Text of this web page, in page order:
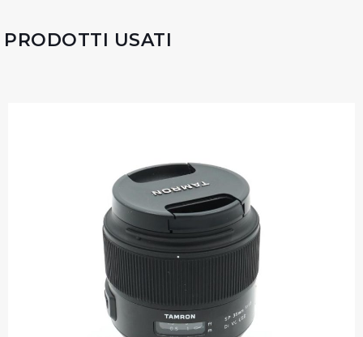
PRODOTTI USATI